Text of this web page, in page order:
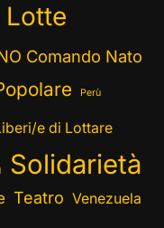
Lotte
Comando Nato
Perù
e di Lottare
Solidarietà
Teatro Venezuela